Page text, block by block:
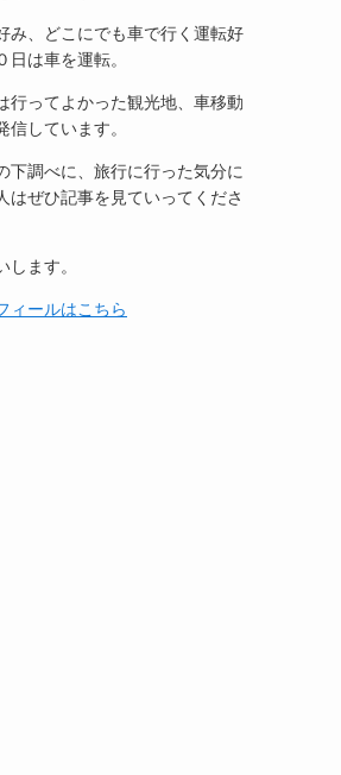
み、どこにでも車で行く運転好
日は車を運転。
行ってよかった観光地、車移動
信しています。
下調べに、旅行に行った気分に
はぜひ記事を見ていってくださ
します。
ィールはこちら